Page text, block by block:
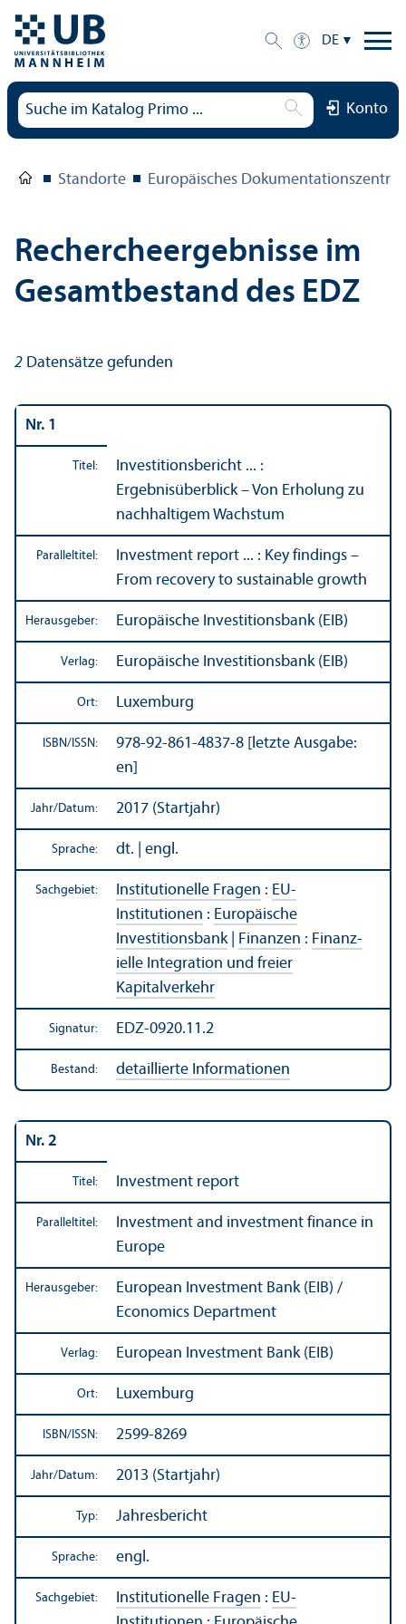
DE
Konto
Standorte Europäisches
Rechercheergebnisse im
Gesamtbestand des EDZ
2 Datensätze gefunden
Nr. 1
Titel:
Investitions­bericht ... :
Ergebnisüberblick – Von Erholung zu
nachhaltigem Wachstum
Paralleltitel:
Investment report ... : Key findings –
From recovery to sustainable growth
Herausgeber: Europäische Investitions­bank (EIB)
Verlag: Europäische Investitions­bank (EIB)
Ort: Luxemburg
ISBN/ ISSN:
978-92-861-4837-8 [letzte Ausgabe:
en]
Jahr/Datum: 2017 (Startjahr)
Sprache: dt. | engl.
Sachgebiet: Institutionelle Fragen : EU-
Institutionen : Europäische
Investitions­bank| Finanzen : Finanz­
ielle Integration und freier
Kapitalverkehr
Signatur: EDZ-0920.11.2
Bestand: detaillierte Informationen
Nr. 2
Titel: Investment report
Paralleltitel:
Investment and investment finance in
Europe
Herausgeber:
European Investment Bank (EIB) /
Economics Department
Verlag: European Investment Bank (EIB)
Ort: Luxemburg
ISBN/ ISSN: 2599-8269
Jahr/Datum: 2013 (Startjahr)
Typ: Jahresbericht
Sprache: engl.
Sachgebiet: Institutionelle Fragen : EU-